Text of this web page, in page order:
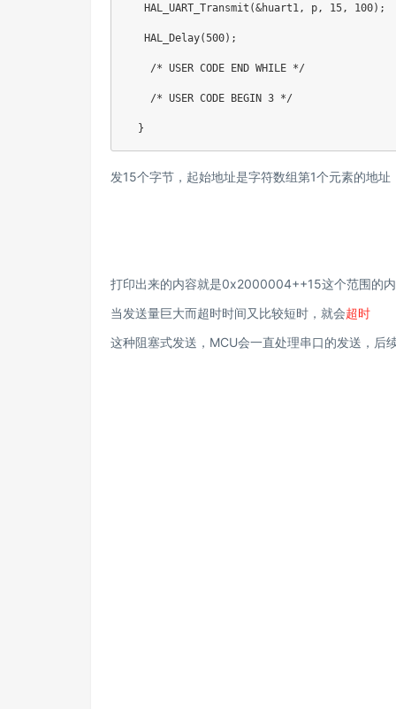
HAL_UART_Transmit(&huart1, p, 15, 100);
HAL_Delay(500);
/* USER CODE END WHILE */
/* USER CODE BEGIN 3 */
}
发15个字节，起始地址是字符数组第1个元素的地
打印出来的内容就是0x2000004++15这个范围的
当发送量巨大而超时时间又比较短时，就会超时
这种阻塞式发送，MCU会一直处理串口的发送，后